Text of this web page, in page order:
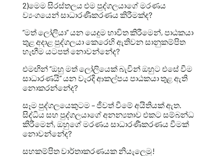
2)මෙම සිරස්තලය එම පුද්ගලයාගේ මරණය
ව්‍යංගයෙන් සාධාරණීකරණය කිරීමක්ද?
“මත් ලෝලියා” යන යෙදුම භාවිත කිරීමෙන්, පාඨකයා
තුළ අදාළ පුද්ගලයා කෙරෙහි ඇතිවන සානුකම්පිත
හැඟීම යටපත් නොවන්නේද?
එමඟින් “ඔහු මත් ලෝලියෙක් බැවින් ඔහුට එසේ වීම
සාධාරණයි” යන වැරදි ආකල්පය පාඨකයා තුළ ඇති
නොකරන්නේද?
සෑම පුද්ගලයෙකුටම – ජීවත් වීමේ අයිතියක් ඇත.
සිද්ධිය සහ පුද්ගලයාගේ අනන්‍යතාව එකට සම්බන්ධ
කිරීමෙන්, ඔහුගේ මරණය සාධාරණීකරණය වීමක්
නොවන්නේද?
සහකම්පිත වාර්තාකරණයක නියැලෙමු!